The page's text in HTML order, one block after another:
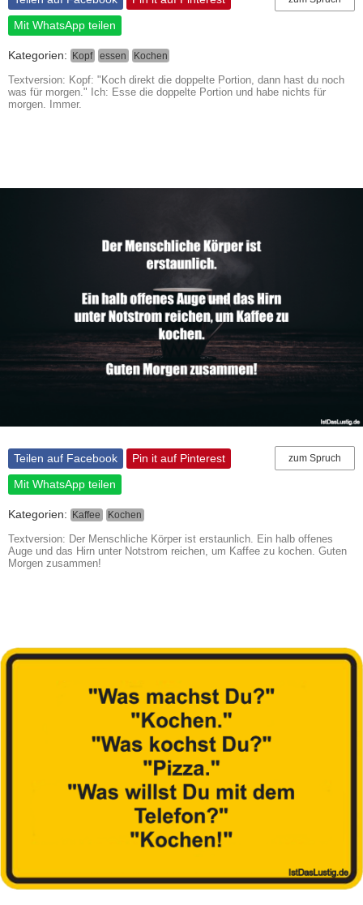
Mit WhatsApp teilen
Kategorien: Kopf essen Kochen
Textversion: Kopf: "Koch direkt die doppelte Portion, dann hast du noch
was für morgen." Ich: Esse die doppelte Portion und habe nichts für
morgen. Immer.
zum Spruch
Teilen auf Facebook
Pin it auf Pinterest
Mit WhatsApp teilen
Kategorien: Kaffee Kochen
Textversion: Der Menschliche Körper ist erstaunlich. Ein halb offenes
Auge und das Hirn unter Notstrom reichen, um Kaffee zu kochen. Guten
Morgen zusammen!